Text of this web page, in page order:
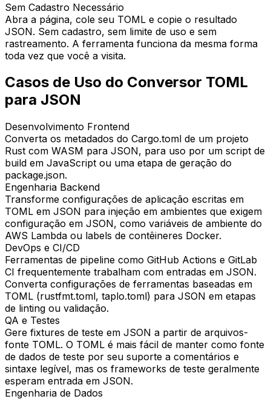
Sem Cadastro Necessário
Abra a página, cole seu TOML e copie o resultado
JSON. Sem cadastro, sem limite de uso e sem
rastreamento. A ferramenta funciona da mesma forma
toda vez que você a visita.
Casos de Uso do Conversor TOML
para JSON
Desenvolvimento Frontend
Converta os metadados do Cargo.toml de um projeto
Rust com WASM para JSON, para uso por um script de
build em JavaScript ou uma etapa de geração do
package.json.
Engenharia Backend
Transforme configurações de aplicação escritas em
TOML em JSON para injeção em ambientes que exigem
configuração em JSON, como variáveis de ambiente do
AWS Lambda ou labels de contêineres Docker.
DevOps e CI/CD
Ferramentas de pipeline como GitHub Actions e GitLab
CI frequentemente trabalham com entradas em JSON.
Converta configurações de ferramentas baseadas em
TOML (rustfmt.toml, taplo.toml) para JSON em etapas
de linting ou validação.
QA e Testes
Gere fixtures de teste em JSON a partir de arquivos-
fonte TOML. O TOML é mais fácil de manter como fonte
de dados de teste por seu suporte a comentários e
sintaxe legível, mas os frameworks de teste geralmente
esperam entrada em JSON.
Engenharia de Dados